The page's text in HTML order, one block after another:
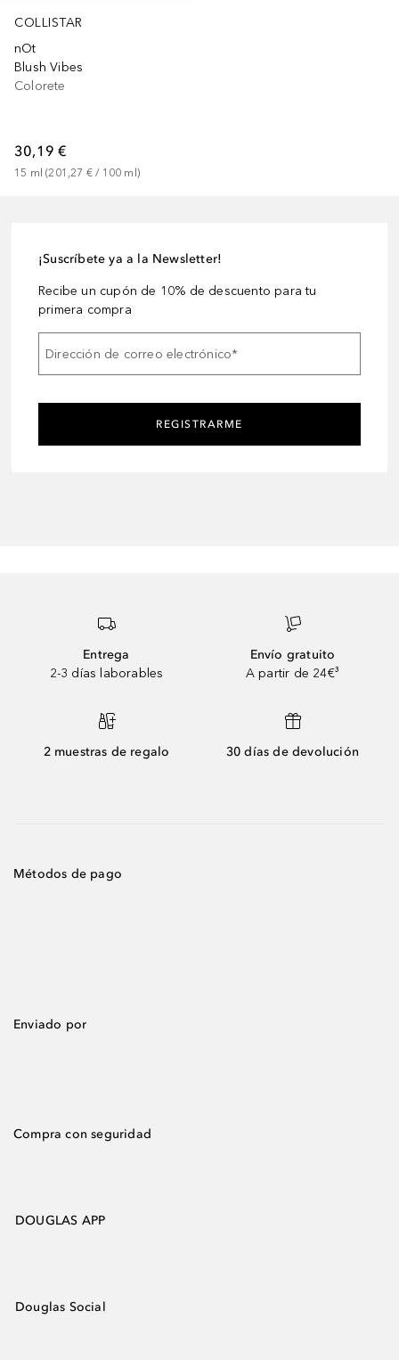
COLLISTAR
nOt
Blush Vibes
Colorete
30,19 €
15 ml (201,27 € / 100 ml )
¡Suscríbete ya a la Newsletter!
Recibe un cupón de 10% de descuento para tu
primera compra
Dirección de correo electrónico*
REGISTRARME
Entrega
2-3 días laborables
Envío gratuito
A partir de 24€³
2 muestras de regalo 30 días de devolución
Métodos de pago
Enviado por
Compra con seguridad
DOUGLAS APP
Douglas Social